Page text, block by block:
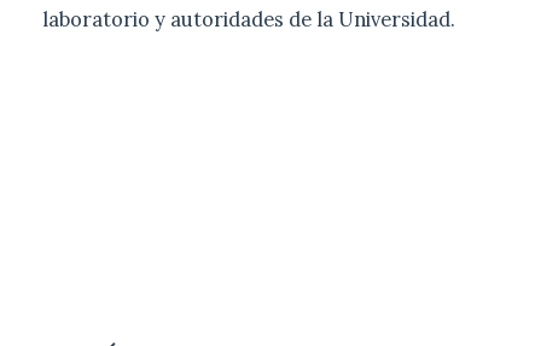
laboratorio y autoridades de la Universidad.